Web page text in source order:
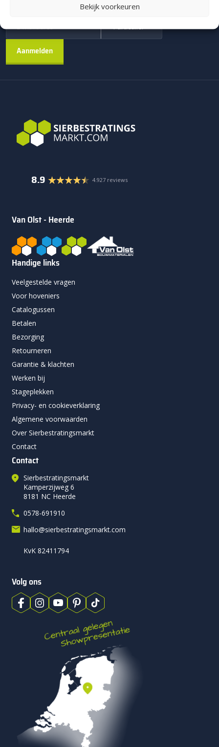
Bekijk voorkeuren
8.9 4.927 reviews
Van Olst - Heerde
Handige links
Veelgestelde vragen
Voor hoveniers
Catalogussen
Betalen
Bezorging
Retourneren
Garantie & klachten
Werken bij
Stageplekken
Privacy- en cookieverklaring
Algemene voorwaarden
Over Sierbestratingsmarkt
Contact
Contact
Sierbestratingsmarkt
Kamperzijweg 6
8181 NC Heerde
0578-691910
hallo@sierbestratingsmarkt.com
KvK 82411794
Volg ons